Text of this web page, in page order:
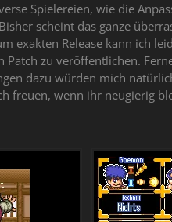
Spielereien, wie die
scheint das ganze
exakten Release kann ich
zu veröffentlichen.
dazu würden mich
freuen, wenn ihr neugierig